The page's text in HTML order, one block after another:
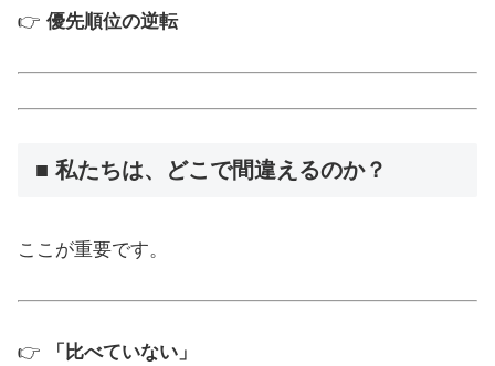
👉 優先順位の逆転
■ 私たちは、どこで間違えるのか？
ここが重要です。
👉 「比べていない」